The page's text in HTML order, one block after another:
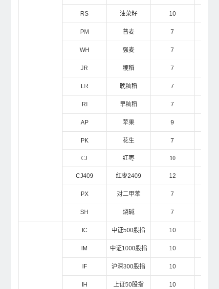
RS 油菜籽 10
PM 普麦 7
WH 强麦 7
JR 粳稻 7
LR 晚籼稻 7
RI 早籼稻 7
AP 苹果 9
PK 花生 7
CJ 红枣 10
CJ409 红枣2409 12
PX 对二甲苯 7
SH 烧碱 7
IC 中证500股指 10
IM 中证1000股指 10
IF 沪深300股指 10
IH 上证50股指 10